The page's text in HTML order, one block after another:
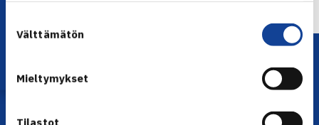
valinta
Välttämätön
Mieltymykset
Lataa OmaTennis!